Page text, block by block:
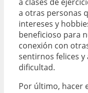
a otras personas
intereses y
beneficioso para
conexión con
sentirnos felices
dificultad.
Por último, hacer